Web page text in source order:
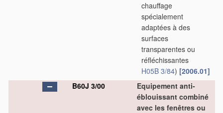
chauffage
spécialement
adaptées à des
surfaces
transparentes ou
réfléchissantes
H05B 3/84) [2006.01]
B60J 3/00
Equipement anti-
éblouissant combiné
avec les fenêtres ou